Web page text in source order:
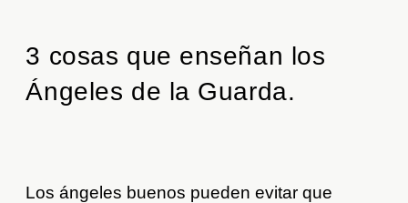
3 cosas que enseñan los
Ángeles de la Guarda.
Los ángeles buenos pueden evitar que